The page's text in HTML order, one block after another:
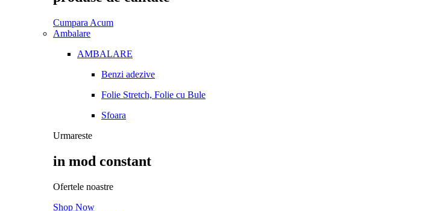
Cumpara Acum
Ambalare
AMBALARE
Benzi adezive
Folie Stretch, Folie cu Bule
Sfoara
Urmareste
in mod constant
Ofertele noastre
Shop Now